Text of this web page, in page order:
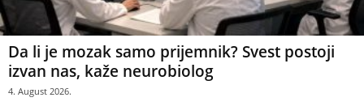
Da li je mozak samo prijemnik? Svest postoji
izvan nas, kaže neurobiolog
4. August 2026.